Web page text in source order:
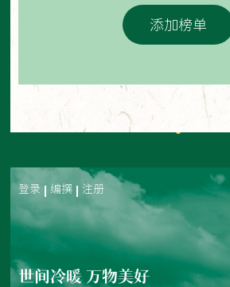
添加榜单
登录 编撰 注册
世间冷暖 万物美好